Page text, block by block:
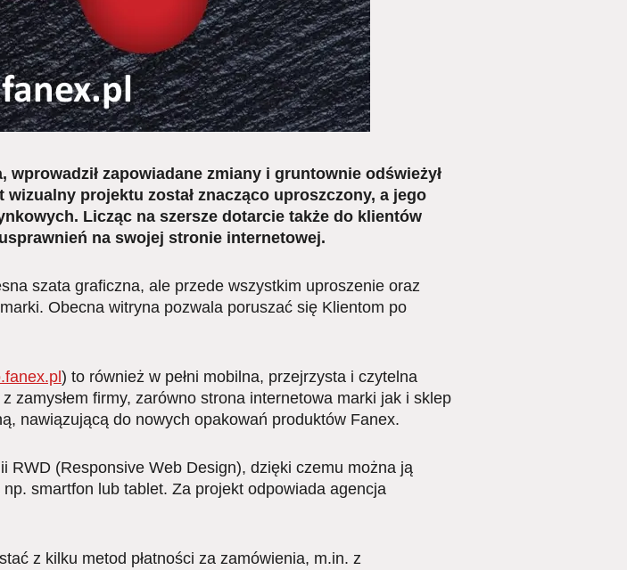
zapowiadane zmiany i gruntownie odświeżył
projektu został znacząco uproszczony, a jego
Licząc na szersze dotarcie także do klientów
na swojej stronie internetowej.
szata graficzna, ale przede wszystkim uproszenie oraz
Obecna witryna pozwala poruszać się Klientom po
) to również w pełni mobilna, przejrzysta i czytelna
zamysłem firmy, zarówno strona internetowa marki jak i sklep
nawiązującą do nowych opakowań produktów Fanex.
RWD (Responsive Web Design), dzięki czemu można ją
smartfon lub tablet. Za projekt odpowiada agencja
z kilku metod płatności za zamówienia, m.in. z